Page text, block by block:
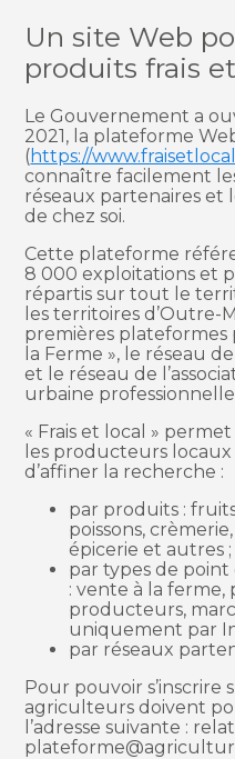
Un site Web
produits frais
Le Gouvernement a
2021, la plateforme
(https://
connaître facilement
réseaux partenaires et
de chez soi.
Cette plateforme
8 000 exploitations et
répartis sur tout le
les territoires d’Outre-
premières plateformes
la Ferme », le réseau
et le réseau de
urbaine professionnelle
« Frais et local »
les producteurs
d’affiner la recherche :
par produits :
poissons,
épicerie et autres ;
par types de
: vente à la ferme,
producteurs,
uniquement par
par réseaux
Pour pouvoir s’inscrire
agriculteurs doivent
l’adresse suivante :